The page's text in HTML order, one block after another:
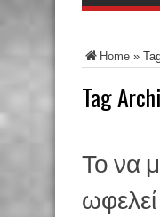
Home »
Tag
Το να